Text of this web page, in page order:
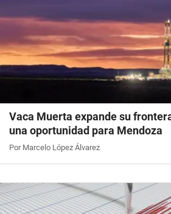
Vaca Muerta expande su
una oportunidad para Mendoza
Por Marcelo López Álvarez